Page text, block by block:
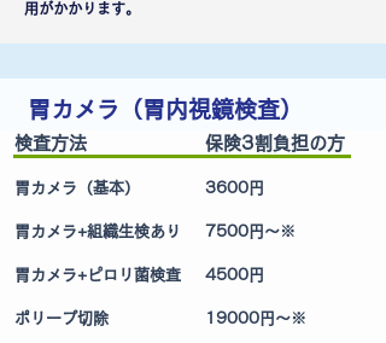
用がかかります。
​​胃カメラ（胃内視鏡検査）
検査方法
胃カメラ（基本）
胃カメラ+組織生検あり
胃カメラ+ピロリ菌検査
ポリープ切除
保険3割負担の方
3600円
7500円～※
4500円
19000円～※